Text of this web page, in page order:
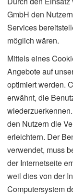
GmbH den
Services
möglich wären.
Mittels eines
Angebote auf
optimiert werden.
erwähnt, die
den Nutzern die
erleichtern. Der
verwendet, muss
der Internetseite
weil dies von der
Computersystem